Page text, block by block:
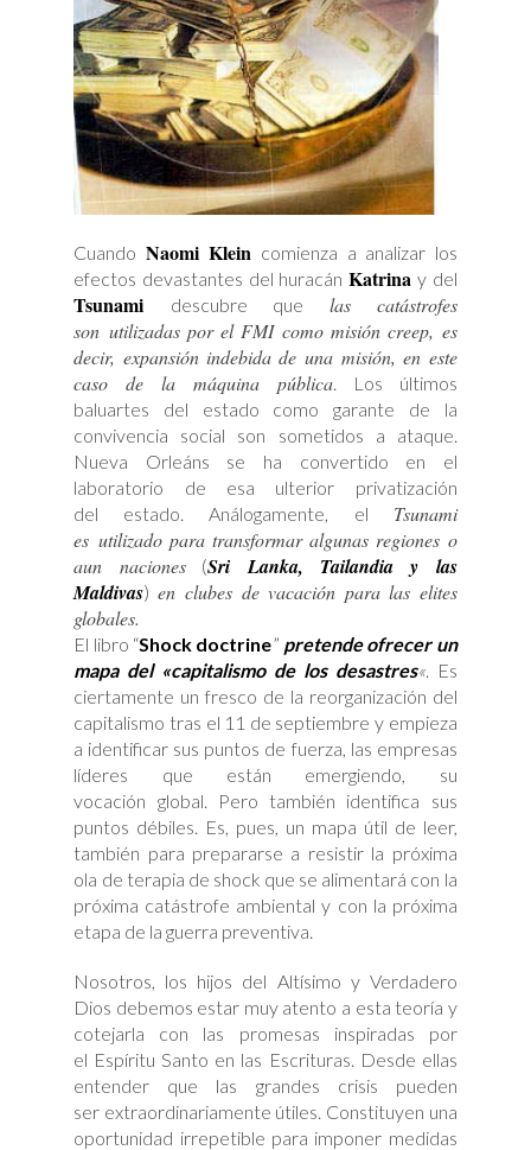
Cuando Naomi Klein comienza a analizar los
efectos devastantes del huracánKatrina y del
Tsunami descubre que las catástrofes
son utilizadas por el FMI como misión creep, es
decir, expansión indebida de una misión, en este
caso de la máquina pública. Los últimos
baluartes del estado como garante de la
convivencia social son sometidos a ataque.
Nueva Orleáns se ha convertido en el
laboratorio de esa ulterior privatización
del estado. Análogamente, el Tsunami
es utilizado para transformar algunas regiones o
aun naciones(Sri Lanka, Tailandia y las
Maldivas) en clubes de vacación para las elites
globales.
El libro “Shock doctrine” pretende ofrecer un
mapa del «capitalismo de los desastres«. Es
ciertamente un fresco de la reorganización del
capitalismo tras el 11 de septiembre y empieza
a identificar sus puntos de fuerza, las empresas
líderes que están emergiendo, su
vocación global. Pero también identifica sus
puntos débiles. Es, pues, un mapa útil de leer,
también para prepararse a resistir la próxima
ola de terapia de shock que se alimentará con la
próxima catástrofe ambiental y con la próxima
etapa de la guerra preventiva.
Nosotros, los hijos del Altísimo y Verdadero
Dios debemos estar muy atento a esta teoría y
cotejarla con las promesas inspiradas por
el Espíritu Santo en las Escrituras. Desde ellas
entender que las grandes crisis pueden
ser extraordinariamente útiles. Constituyen una
oportunidad irrepetible para imponer medidas